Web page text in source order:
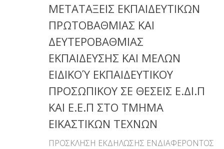
ΜΕΤΑΤΑΞΕΙΣ ΕΚΠΑΙΔΕΥΤΙΚΩΝ
ΠΡΩΤΟΒΑΘΜΙΑΣ ΚΑΙ
ΔΕΥΤΕΡΟΒΑΘΜΙΑΣ
ΕΚΠΑΙΔΕΥΣΗΣ ΚΑΙ ΜΕΛΩΝ
ΕΙΔΙΚΟΎ ΕΚΠΑΙΔΕΥΤΙΚΟΥ
ΠΡΟΣΩΠΙΚΟΥ ΣΕ ΘΕΣΕΙΣ Ε.ΔΙ.Π
ΚΑΙ Ε.Ε.Π ΣΤΟ ΤΜΗΜΑ
ΕΙΚΑΣΤΙΚΩΝ ΤΕΧΝΩΝ
ΠΡΟΣΚΛΗΣΗ ΕΚΔΗΛΩΣΗΣ ΕΝΔΙΑΦΕΡΟΝΤΟΣ